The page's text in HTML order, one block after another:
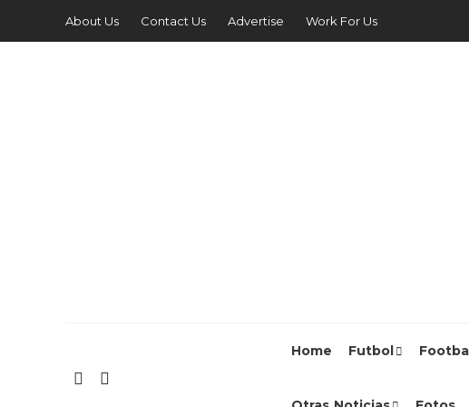
About Us Contact Us Advertise Work For Us
Home Futbol